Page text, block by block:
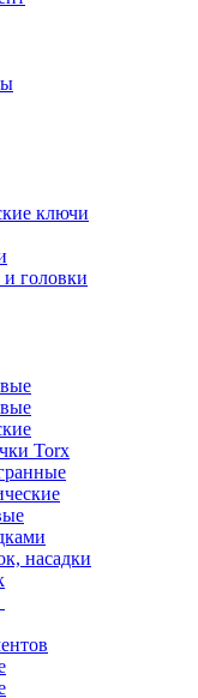
ключи
головки
Torx
насадки